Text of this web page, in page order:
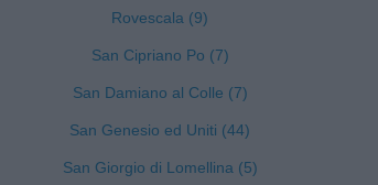
Rovescala (9)
San Cipriano Po (7)
San Damiano al Colle (7)
San Genesio ed Uniti (44)
San Giorgio di Lomellina (5)